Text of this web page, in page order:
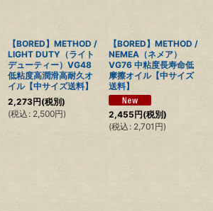
【BORED】METHOD /
LIGHT DUTY（ライト
デューティー）VG48
低粘度高潤滑高耐久オ
イル【中サイズ送料】
2,273円(税別)
(税込 : 2,500円)
【BORED】METHOD /
NEMEA（ネメア）
VG76 中粘度長寿命低
摩擦オイル【中サイズ
送料】
2,455円(税別)
(税込 : 2,701 円)